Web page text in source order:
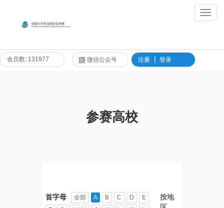
会员数: 131977 微信公众号 注册 登录
参赛高校
首字母 全部 A B C D
E
按地